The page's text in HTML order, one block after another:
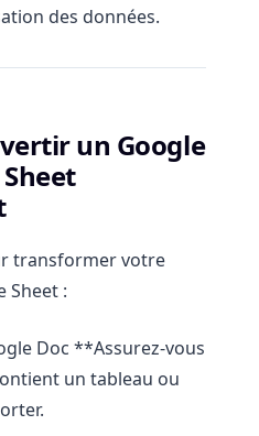
des données.
un Google
transformer votre
Sheet :
Doc **Assurez-vous
un tableau ou